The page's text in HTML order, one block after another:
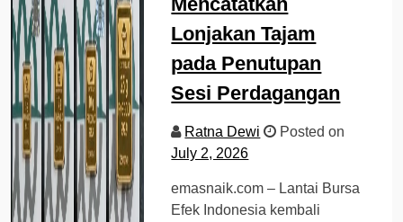
Lonjakan Tajam
pada Penutupan
Sesi Perdagangan
Ratna Dewi
Posted on
July 2, 2026
emasnaik.com – Lantai Bursa
Efek Indonesia kembali